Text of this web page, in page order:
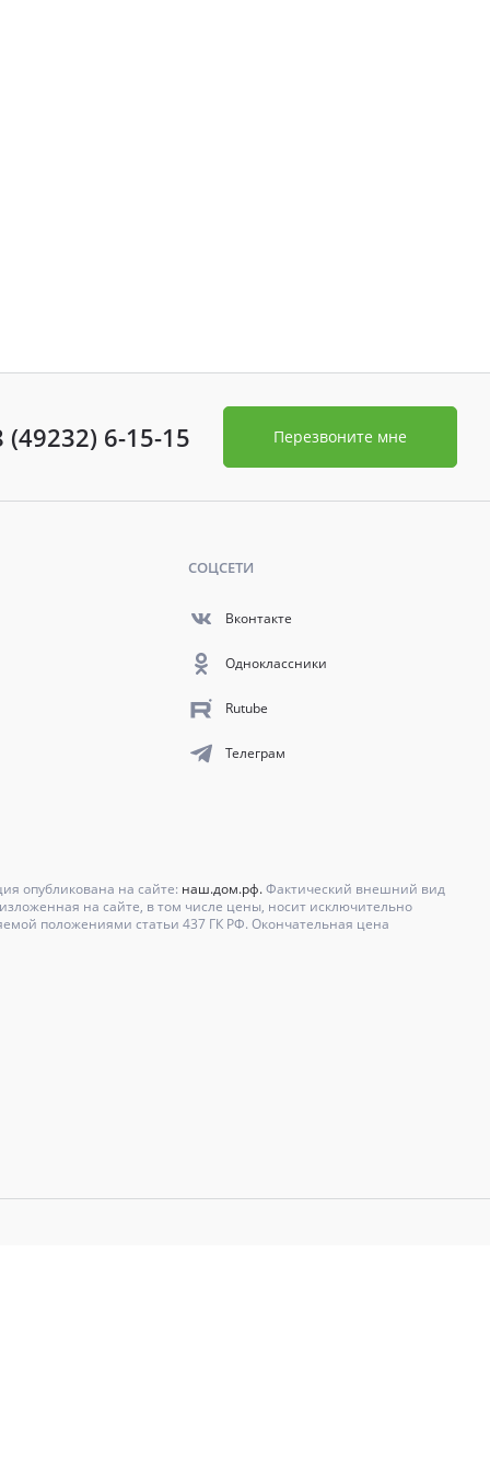
(49232) 6-15-15 Перезвоните мне
СОЦСЕТИ
Вконтакте
Одноклассники
Rutube
Телеграм
опубликована на сайте: наш.дом.рф.Фактический внешний вид
на сайте, в том числе цены, носит исключительно
положениями статьи 437 ГК РФ. Окончательная цена